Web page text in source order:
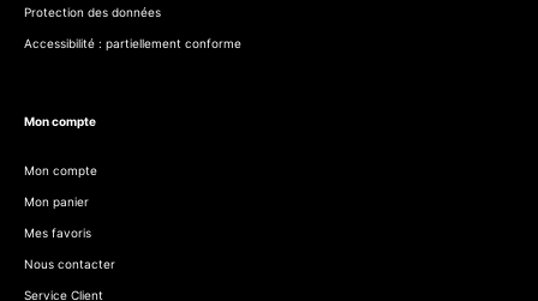
Protection des données
Accessibilité : partiellement conforme
Mon compte
Mon compte
Mon panier
Mes favoris
Nous contacter
Service Client